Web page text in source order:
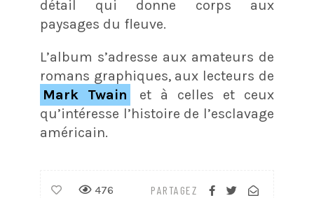
détail qui donne corps aux
paysages du fleuve.
L’album s’adresse aux amateurs de
romans graphiques, aux lecteurs de
Mark Twain
et à celles et ceux
qu’intéresse l’histoire de l’esclavage
américain.
PARTAGEZ
476